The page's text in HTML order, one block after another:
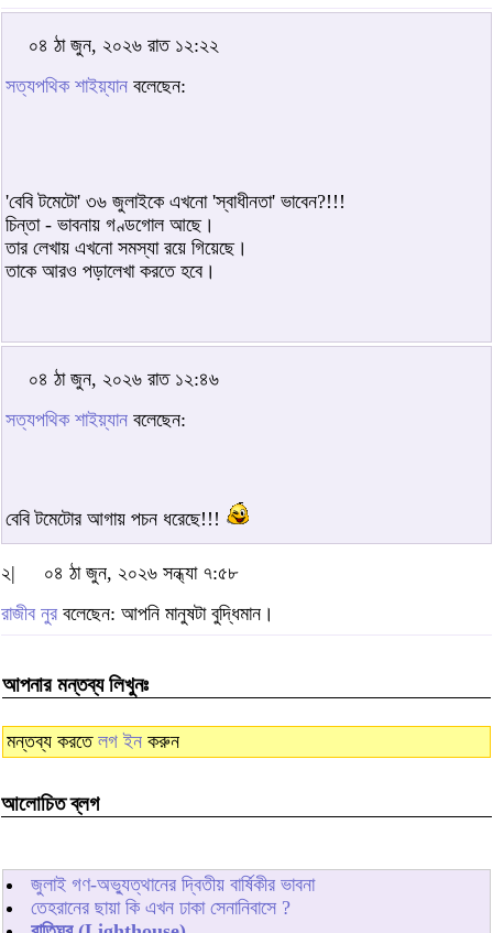
০৪ ঠা জুন, ২০২৬ রাত ১২:২২
সত্যপথিক শাইয়্যান বলেছেন:
'বেবি টমেটো' ৩৬ জুলাইকে এখনো 'স্বাধীনতা' ভাবেন?!!!
চিন্তা - ভাবনায় গণ্ডগোল আছে।
তার লেখায় এখনো সমস্যা রয়ে গিয়েছে।
তাকে আরও পড়ালেখা করতে হবে।
০৪ ঠা জুন, ২০২৬ রাত ১২:৪৬
সত্যপথিক শাইয়্যান বলেছেন:
বেবি টমেটোর আগায় পচন ধরেছে!!!
২|
০৪ ঠা জুন, ২০২৬ সন্ধ্যা ৭:৫৮
রাজীব নুর বলেছেন: আপনি মানুষটা বুদ্ধিমান।
আপনার মন্তব্য লিখুনঃ
মন্তব্য করতে লগ ইন করুন
আলোচিত ব্লগ
জুলাই গণ-অভ্যুত্থানের দ্বিতীয় বার্ষিকীর ভাবনা
তেহরানের ছায়া কি এখন ঢাকা সেনানিবাসে ?